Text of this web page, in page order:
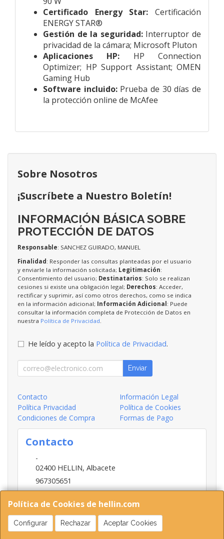
Certificado Energy Star: Certificación
ENERGY STAR®
Gestión de la seguridad:Interruptor de
privacidad de la cámara; Microsoft Pluton
Aplicaciones HP: HP Connection
Optimizer; HP Support Assistant; OMEN
Gaming Hub
Software incluido:Prueba de 30 días de
la protección online de McAfee
Política de Cookies de hellin.com
Configurar Rechazar Aceptar Cookies
Sobre Nosotros
¡Suscríbete a Nuestro Boletín!
INFORMACIÓN BÁSICA SOBRE
PROTECCIÓN DE DATOS
Responsable: SANCHEZ GUIRADO, MANUEL
Finalidad: Responder las consultas planteadas por el usuario
y enviarle la información solicitada; Legitimación:
Consentimiento del usuario; Destinatarios: Solo se realizan
cesiones si existe una obligación legal; Derechos: Acceder,
rectificar y suprimir, así como otros derechos, como se indica
en la información adicional; Información Adicional: Puede
consultar la información completa de Protección de Datos en
nuestra Política de Privacidad
He leído y acepto la Política de Privacidad.
Enviar
Contacto
Información Legal
Política Privacidad
Política de Cookies
Condiciones de Compra
Formas de Pago
Contacto
-
02400 HELLIN, Albacete
967305651
INFO@HELLIN.COM
Horario